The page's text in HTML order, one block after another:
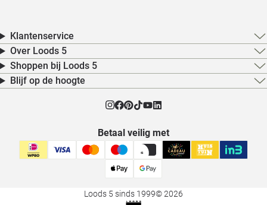
Klantenservice
Over Loods 5
Shoppen bij Loods 5
Blijf op de hoogte
Betaal veilig met
Loods 5 sinds 1999© 2026